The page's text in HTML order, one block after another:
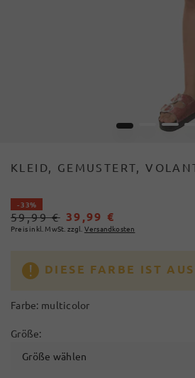
1 3
KLEID, GEMUSTERT,
- 33%
59,99 € 39,99 €
Preis inkl. MwSt. zzgl. Versandkosten
DIESE FARBE IST
Farbe: multicolor
Größe:
Größe wählen